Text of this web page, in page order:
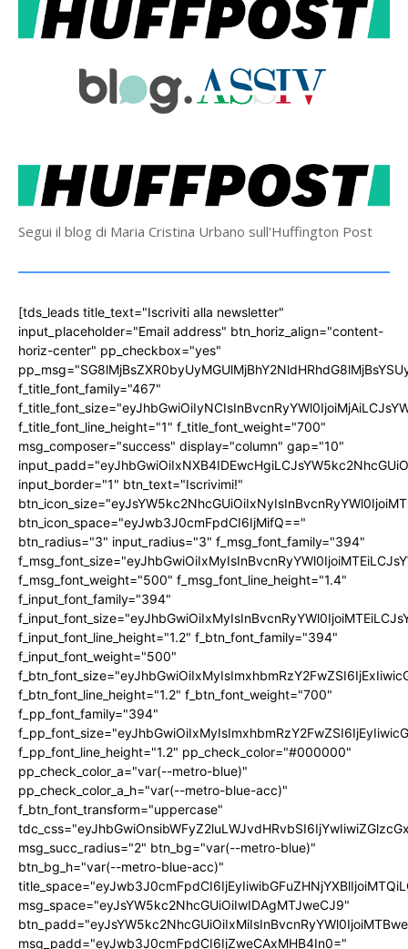
Segui il blog di Maria Cristina Urbano sull'Huffington Post
[tds_leads title_text="Iscriviti alla newsletter"
input_placeholder="Email address" btn_horiz_align="content-
horiz-center" pp_checkbox="yes"
f_title_font_family="467"
f_title_font_line_height="1" f_title_font_weight="700"
msg_composer="success" display="column" gap="10"
input_border="1" btn_text="Iscrivimi!"
btn_icon_space="eyJwb3J0cmFpdCI6IjMifQ=="
btn_radius="3" input_radius="3" f_msg_font_family="394"
f_msg_font_weight="500" f_msg_font_line_height="1.4"
f_input_font_family="394"
f_input_font_line_height="1.2" f_btn_font_family="394"
f_input_font_weight="500"
f_btn_font_line_height="1.2" f_btn_font_weight="700"
f_pp_font_family="394"
f_pp_font_line_height="1.2" pp_check_color="#000000"
pp_check_color_a="var(--metro-blue)"
pp_check_color_a_h="var(--metro-blue-acc)"
f_btn_font_transform="uppercase"
msg_succ_radius="2" btn_bg="var(--metro-blue)"
btn_bg_h="var(--metro-blue-acc)"
msg_space="eyJsYW5kc2NhcGUiOiIwIDAgMTJweCJ9"
msg_padd="eyJwb3J0cmFpdCI6IjZweCAxMHB4In0="